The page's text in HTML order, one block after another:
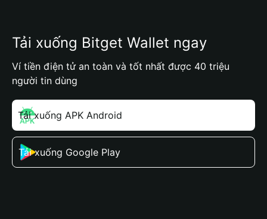
Tải xuống Bitget Wallet ngay
Ví tiền điện tử an toàn và tốt nhất được 40 triệu
người tin dùng
Tải xuống APK Android
Tải xuống Google Play